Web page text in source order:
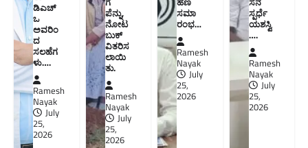
ಡಿಎಚ್‌
ಒ
ಅವರಿಂ
ದ
ಸಲಹೆಗ
ಳು….
Ramesh
Nayak
July
25,
2026
ಪೆನ್ನು,
ನೋಟ
ಬುಕ್
ವಿತರಿಸ
ಲಾಯಿ
ತು.
Ramesh
Nayak
July
25,
2026
ಸಮಾ
ರಂಭ…
Ramesh
Nayak
July
25,
2026
ಸ್ಪರ್ಧೆ
ಯಶಸ್ವಿ
….
Ramesh
Nayak
July
25,
2026